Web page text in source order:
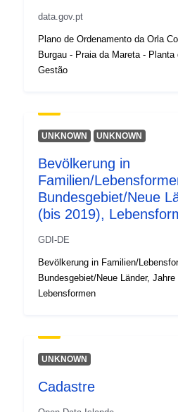
data.gov.pt
Plano de Ordenamento da Orla
Burgau - Praia da Mareta - Planta
Gestão
UNKNOWN UNKNOWN
Bevölkerung in
Familien/
Bundesgebiet/Neue
(bis 2019),
GDI-DE
Bevölkerung in Familien/
Bundesgebiet/Neue Länder,
Lebensformen
UNKNOWN
Cadastre